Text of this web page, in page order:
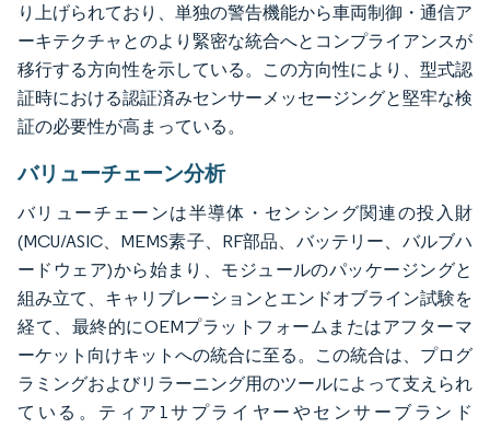
り上げられており、単独の警告機能から車両制御・通信ア
ーキテクチャとのより緊密な統合へとコンプライアンスが
移行する方向性を示している。この方向性により、型式認
証時における認証済みセンサーメッセージングと堅牢な検
証の必要性が高まっている。
バリューチェーン分析
バリューチェーンは半導体・センシング関連の投入財
(MCU/ASIC、MEMS素子、RF部品、バッテリー、バルブハ
ードウェア)から始まり、モジュールのパッケージングと
組み立て、キャリブレーションとエンドオブライン試験を
経て、最終的にOEMプラットフォームまたはアフターマ
ーケット向けキットへの統合に至る。この統合は、プログ
ラミングおよびリラーニング用のツールによって支えられ
ている。ティア1サプライヤーやセンサーブランド